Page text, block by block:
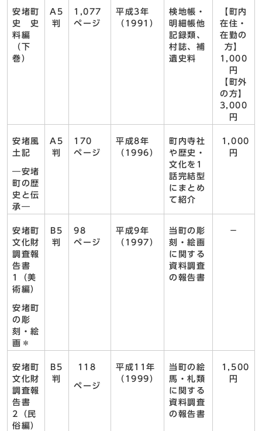
安堵町
史 史
料編
（下
巻）
A5
判
1,077
ページ
平成3年
（1991）
検地帳・
明細帳他
記録類、
村誌、補
遺史料
【町内
在住・
在勤の
方】
1,000
円
【町外
の方】
3,000
円
安堵風
土記
―安堵
町の歴
史と伝
承―
A5
判
170
ページ
平成8年
（1996）
町内寺社
や歴史・
文化を1
話完結型
にまとめ
て紹介
1,000
円
安堵町
文化財
調査報
告書
1（美
術編）
安堵町
の彫
刻・絵
画＊
B5
判
98
ページ
平成9年
（1997）
当町の彫
刻・絵画
に関する
資料調査
の報告書
－
安堵町
文化財
調査報
告書
2（民
俗編）
B5
判
118
ページ
平成11年
（1999）
当町の絵
馬・札類
に関する
資料調査
の報告書
1,500
円